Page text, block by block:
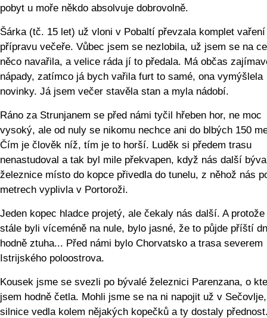
pobyt u moře někdo absolvuje dobrovolně.
Šárka (tč. 15 let) už vloni v Pobaltí převzala komplet vaření
přípravu večeře. Vůbec jsem se nezlobila, už jsem se na
něco navařila, a velice ráda jí to předala. Má občas
nápady, zatímco já bych vařila furt to samé, ona vymýšlela
novinky. Já jsem večer stavěla stan a myla nádobí.
Ráno za Strunjanem se před námi tyčil hřeben hor, ne moc
vysoký, ale od nuly se nikomu nechce ani do blbých 150
Čím je člověk níž, tím je to horší. Luděk si předem trasu
nenastudoval a tak byl mile překvapen, když nás další
železnice místo do kopce přivedla do tunelu, z něhož nás
metrech vyplivla v Portoroži.
Jeden kopec hladce projetý, ale čekaly nás další. A
stále byli víceméně na nule, bylo jasné, že to půjde příští
hodně ztuha... Před námi bylo Chorvatsko a trasa severem
Istrijského poloostrova.
Kousek jsme se svezli po bývalé železnici Parenzana, o
jsem hodně četla. Mohli jsme se na ni napojit už v
silnice vedla kolem nějakých kopečků a ty dostaly